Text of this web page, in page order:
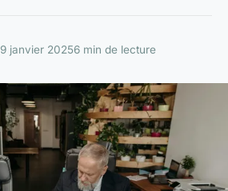
9 janvier 20256 min de lecture